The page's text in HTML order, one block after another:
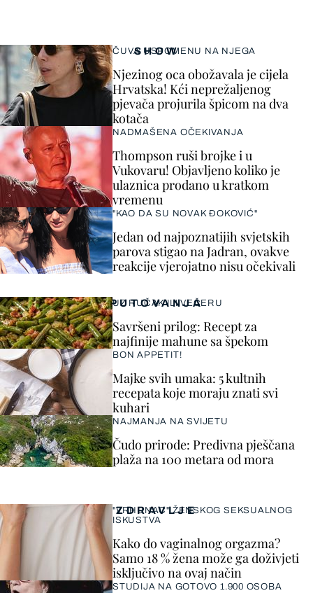
SHOW
ČUVA USPOMENU NA NJEGA
Njezinog oca obožavala je cijela
Hrvatska! Kći neprežaljenog
pjevača projurila špicom na dva
kotača
NADMAŠENA OČEKIVANJA
Thompson ruši brojke i u
Vukovaru! Objavljeno koliko je
ulaznica prodano u kratkom
vremenu
"KAO DA SU NOVAK ĐOKOVIĆ"
Jedan od najpoznatijih svjetskih
parova stigao na Jadran, ovakve
reakcije vjerojatno nisu očekivali
ZDRAVLJE
"VRHUNAC" ŽENSKOG SEKSUALNOG
ISKUSTVA
Kako do vaginalnog orgazma?
Samo 18 % žena može ga doživjeti
isključivo na ovaj način
STUDIJA NA GOTOVO 1.900 OSOBA
PUTOVANJA
UZ RUČAK ILI VEČERU
Savršeni prilog: Recept za
najfinije mahune sa špekom
BON APPETIT!
Majke svih umaka: 5 kultnih
recepata koje moraju znati svi
kuhari
NAJMANJA NA SVIJETU
Čudo prirode: Predivna pješčana
plaža na 100 metara od mora